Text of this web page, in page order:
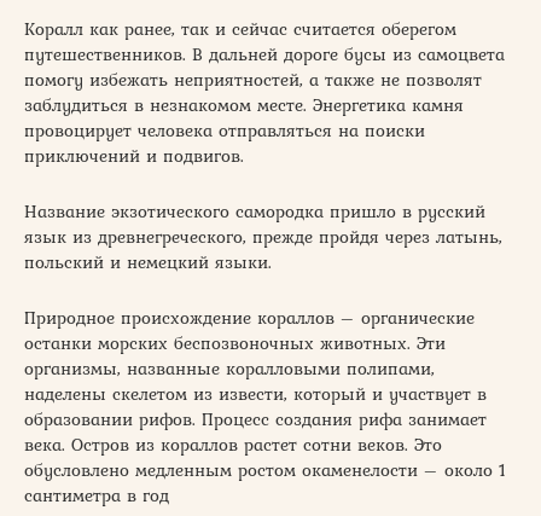
Коралл как ранее, так и сейчас считается оберегом
путешественников. В дальней дороге бусы из самоцвета
помогу избежать неприятностей, а также не позволят
заблудиться в незнакомом месте. Энергетика камня
провоцирует человека отправляться на поиски
приключений и подвигов.
Название экзотического самородка пришло в русский
язык из древнегреческого, прежде пройдя через латынь,
польский и немецкий языки.
Природное происхождение кораллов – органические
останки морских беспозвоночных животных. Эти
организмы, названные коралловыми полипами,
наделены скелетом из извести, который и участвует в
образовании рифов. Процесс создания рифа занимает
века. Остров из кораллов растет сотни веков. Это
обусловлено медленным ростом окаменелости – около 1
сантиметра в год